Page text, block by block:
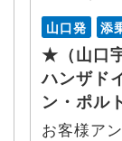
山口発 添
★（山口
ハンザド
ン・ポル
お客様ア